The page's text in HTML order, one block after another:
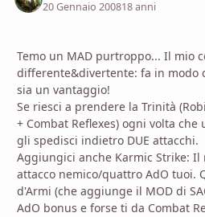
20 Gennaio 200818 anni
Temo un MAD purtroppo... Il mio
differente&divertente: fa in modo
sia un vantaggio!
Se riesci a prendere la Trinità
+ Combat Reflexes) ogni volta
gli spedisci indietro DUE attacchi.
Aggiungici anche Karmic Strike:
attacco nemico/quattro AdO tuoi.
d'Armi (che aggiunge il MOD di
AdO bonus e forse ti da Combat